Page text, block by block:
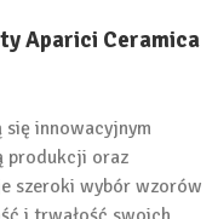
Aparici Ceramica
innowacyjnym
produkcji oraz
szeroki wybór wzorów